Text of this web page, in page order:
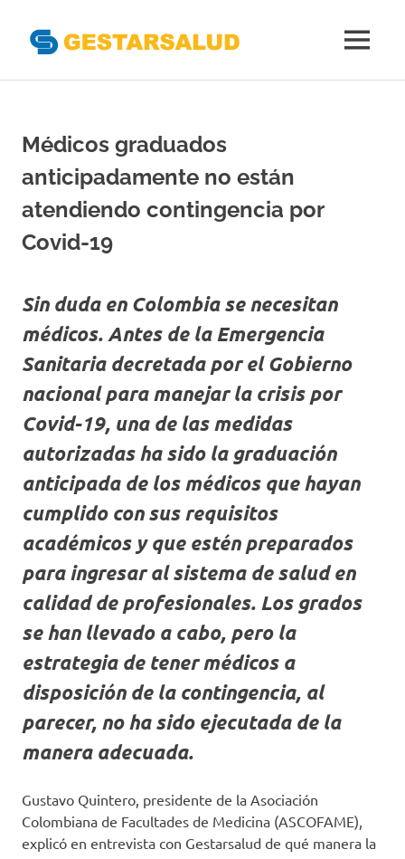
contenido
del
Aseguramiento
de
la
Salud
MENÚ
Médicos graduados
anticipadamente no están
atendiendo contingencia por
Covid-19
Sin duda en Colombia se necesitan
médicos. Antes de la Emergencia
Sanitaria decretada por el Gobierno
nacional para manejar la crisis por
Covid-19, una de las medidas
autorizadas ha sido la graduación
anticipada de los médicos que hayan
cumplido con sus requisitos
académicos y que estén preparados
para ingresar al sistema de salud en
calidad de profesionales. Los grados
se han llevado a cabo, pero la
estrategia de tener médicos a
disposición de la contingencia, al
parecer, no ha sido ejecutada de la
manera adecuada.
Gustavo Quintero, presidente de la Asociación
Colombiana de Facultades de Medicina (ASCOFAME),
explicó en entrevista con Gestarsalud de qué manera la